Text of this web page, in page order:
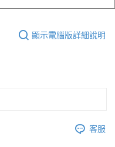
顯示電腦版詳細說明
客服